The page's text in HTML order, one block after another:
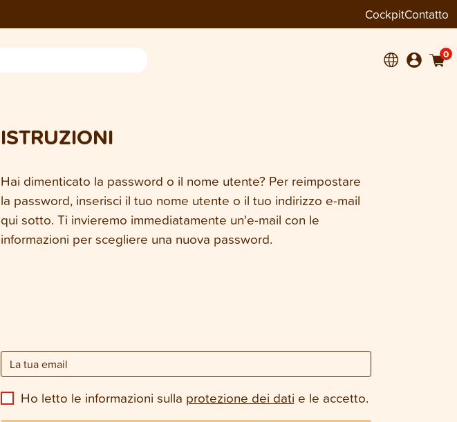
CockpitContatto
0
ISTRUZIONI
Hai dimenticato la password o il nome utente? Per reimpostare
la password, inserisci il tuo nome utente o il tuo indirizzo e-mail
qui sotto. Ti invieremo immediatamente un'e-mail con le
informazioni per scegliere una nuova password.
Ho letto le informazioni sulla protezione dei dati e le accetto.